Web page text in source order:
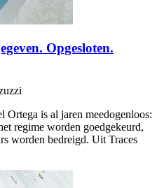
Opgesloten.
Ortega is al jaren meedogenloos:
regime worden goedgekeurd,
worden bedreigd. Uit Traces